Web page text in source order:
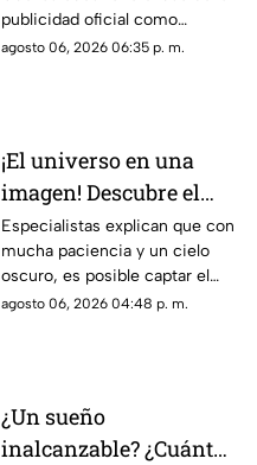
estrategia de control
informativo
publicidad oficial como
herramienta para presionar a
relacionadas con la difusión de
la información.
agosto 06, 2026 06:35 p. m.
¡El universo en una
imagen! Descubre el
fascinante mundo de la
astrofotografía en La
Laguna
Especialistas explican que con
mucha paciencia y un cielo
oscuro, es posible captar el
aparente movimiento de las
agosto 06, 2026 04:48 p. m.
¿Un sueño
inalcanzable? ¿Cuánto